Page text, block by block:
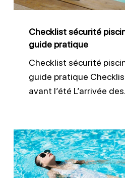
guide
Checklist sécurité
guide pratique
Checklist sécurité
guide pratique
avant l’été L’arrivée
Sécurité
piscine
: